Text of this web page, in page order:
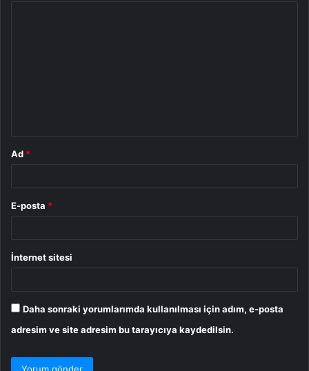
Ad *
E-posta *
İnternet sitesi
Daha sonraki yorumlarımda kullanılması için adım, e-posta
adresim ve site adresim bu tarayıcıya kaydedilsin.